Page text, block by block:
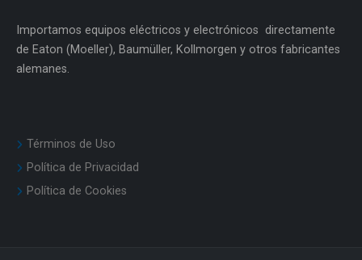
Importamos equipos eléctricos y electrónicos directamente
de Eaton (Moeller), Baumüller, Kollmorgen y otros fabricantes
alemanes.
Términos de Uso
Política de Privacidad
Política de Cookies